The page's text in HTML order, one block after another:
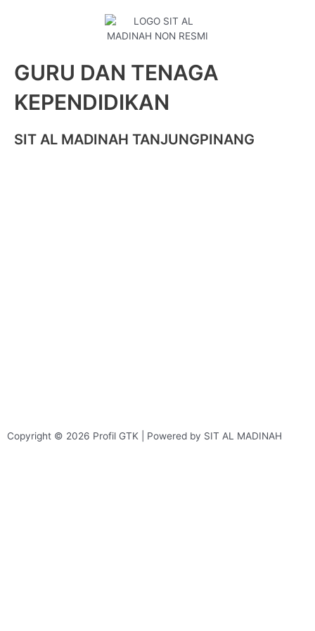
GURU DAN TENAGA
KEPENDIDIKAN
SIT AL MADINAH TANJUNGPINANG
Copyright © 2026 Profil GTK | Powered by SIT AL MADINAH